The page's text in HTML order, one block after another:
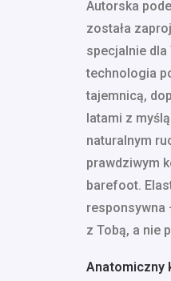
Autorska
została
specjalnie dla
technologia
tajemnicą,
latami z
naturalnym
prawdziwym
barefoot.
responsywna
z Tobą, a nie
Anatomiczny